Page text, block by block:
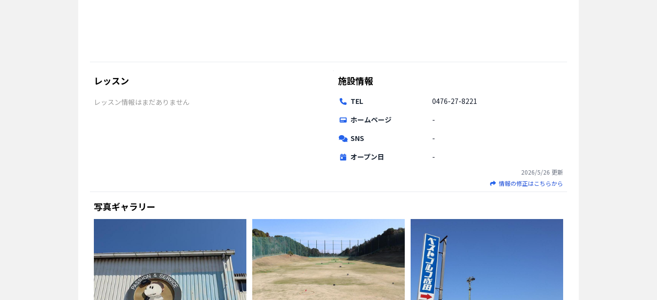
レッスン
レッスン情報はまだありません
施設情報
TEL
0476-27-8221
ホームページ
-
SNS
-
オープン日
-
2026/5/26 更新
情報の修正はこちらから
写真ギャラリー